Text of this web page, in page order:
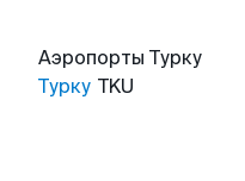
Аэропорты Турку
Турку TKU